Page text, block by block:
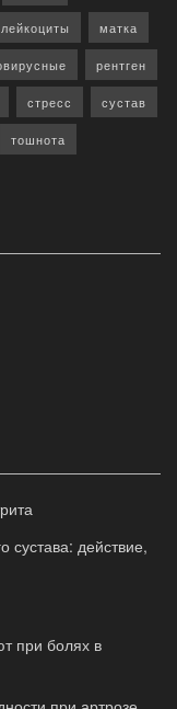
лейкоциты матка
рентген
стресс сустав
тошнота
сустава: действие,
при болях в